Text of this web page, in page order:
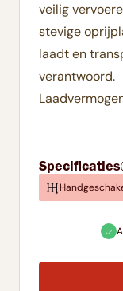
veilig
stevige
laadt en
verantwoord.
Specificaties
Altijd volledig